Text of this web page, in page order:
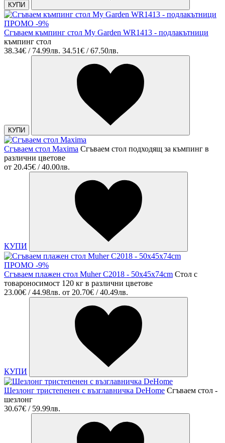
КУПИ
ПРОМО -9%
Сгъваем къмпинг стол My Garden WR1413 - подлакътници
къмпинг стол
38.34€ / 74.99лв. 34.51€ / 67.50лв.
КУПИ
Сгъваем стол Maxima Сгъваем стол подходящ за къмпинг в
различни цветове
от 20.45€ / 40.00лв.
КУПИ
ПРОМО -9%
Сгъваем плажен стол Muher C2018 - 50x45x74cm Стол с
товароносимост 120 кг в различни цветове
23.00€ / 44.98лв. от 20.70€ / 40.49лв.
КУПИ
Шезлонг тристепенен с възглавничка DeHome Сгъваем стол -
шезлонг
30.67€ / 59.99лв.